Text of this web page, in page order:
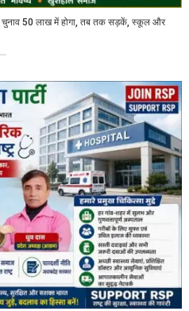
50 लाख में होगा, तब तक सड़कें, स्कूल और